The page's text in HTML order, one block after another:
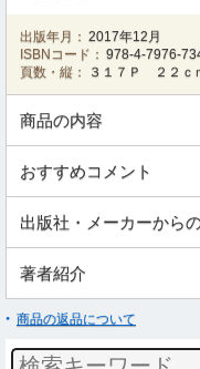
出版年月： 2017年12月
ISBNコード： 978-4-7976-
頁数・縦：
３１７Ｐ ２２ｃ
商品の内容
おすすめコメント
出版社・メーカーから
著者紹介
商品の返品について